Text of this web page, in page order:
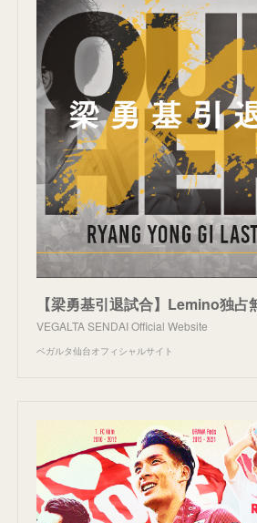
VEGALTA SENDAI Official Website
ベガルタ仙台オフィシャルサイト